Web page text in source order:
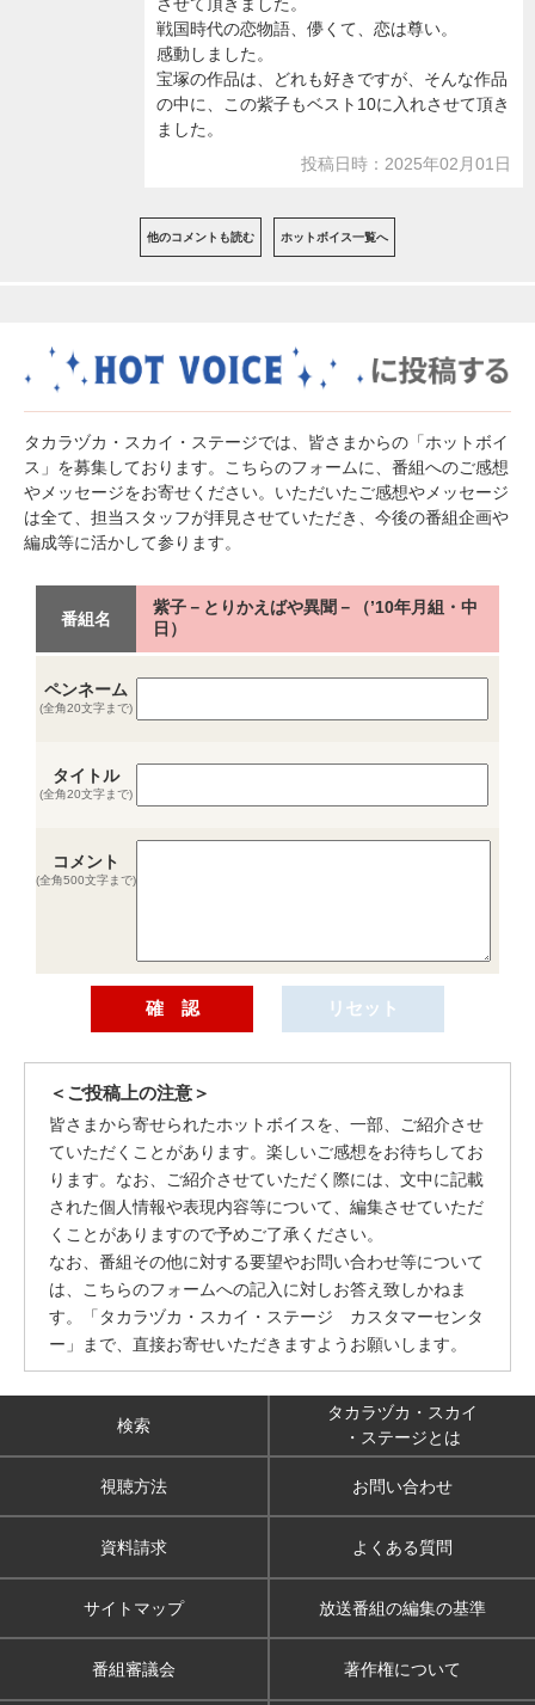
させて頂きました。
戦国時代の恋物語、儚くて、恋は尊い。
感動しました。
宝塚の作品は、どれも好きですが、そんな作品
の中に、この紫子もベスト10に入れさせて頂き
ました。
投稿日時：2025年02月01日
他のコメントも読む ホットボイス一覧へ
タカラヅカ・スカイ・ステージでは、皆さまからの「ホットボイ
ス」を募集しております。こちらのフォームに、番組へのご感想
やメッセージをお寄せください。いただいたご感想やメッセージ
は全て、担当スタッフが拝見させていただき、今後の番組企画や
編成等に活かして参ります。
番組名
紫子－とりかえばや異聞－（’10年月組・中
日）
ペンネーム
(全角20文字まで)
タイトル
(全角20文字まで)
コメント
(全角500文字まで)
＜ご投稿上の注意＞
皆さまから寄せられたホットボイスを、一部、ご紹介させ
ていただくことがあります。楽しいご感想をお待ちしてお
ります。なお、ご紹介させていただく際には、文中に記載
された個人情報や表現内容等について、編集させていただ
くことがありますので予めご了承ください。
なお、番組その他に対する要望やお問い合わせ等について
は、こちらのフォームへの記入に対しお答え致しかねま
す。「タカラヅカ・スカイ・ステージ カスタマーセンタ
ー」まで、直接お寄せいただきますようお願いします。
検索
タカラヅカ・スカイ
・ステージとは
視聴方法 お問い合わせ
資料請求 よくある質問
サイトマップ 放送番組の編集の基準
番組審議会 著作権について